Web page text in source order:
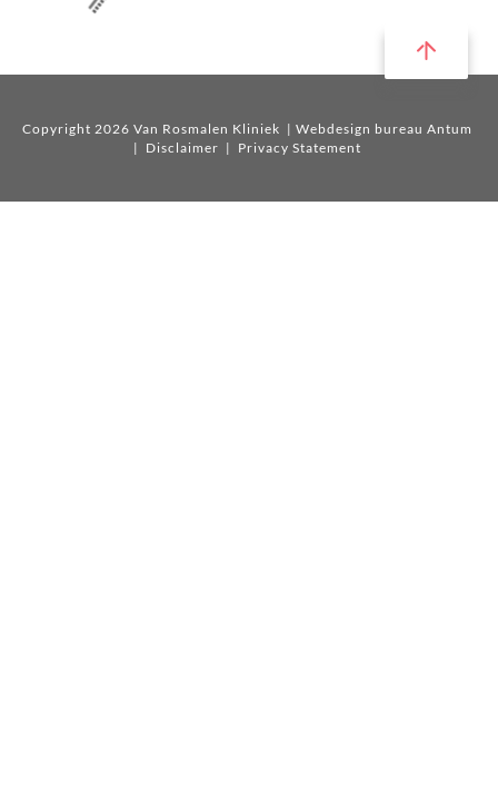
Copyright 2026 Van Rosmalen Kliniek | Webdesign bureau Antum
| Disclaimer | Privacy Statement